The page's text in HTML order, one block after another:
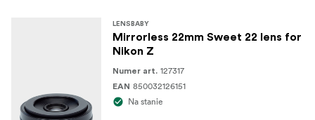
LENSBABY
Mirrorless 22mm Sweet 22 lens for
Nikon Z
Numer art. 127317
EAN 850032126151
Na stanie